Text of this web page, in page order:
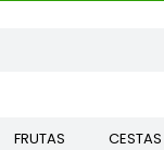
FRUTAS